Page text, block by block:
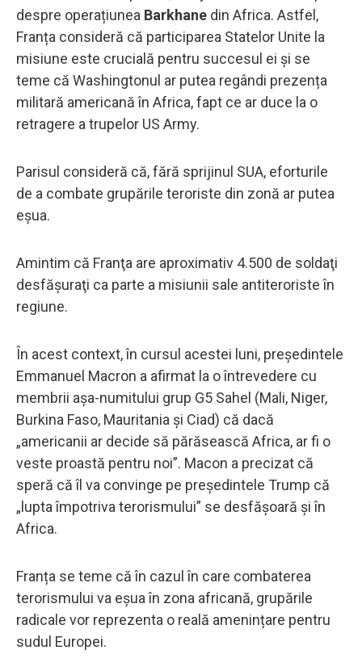
despre operațiunea Barkhane din Africa. Astfel,
Franța consideră că participarea Statelor Unite la
misiune este crucială pentru succesul ei și se
teme că Washingtonul ar putea regândi prezența
militară americană în Africa, fapt ce ar duce la o
retragere a trupelor US Army.
Parisul consideră că, fără sprijinul SUA, eforturile
de a combate grupările teroriste din zonă ar putea
eșua.
Amintim că Franţa are aproximativ 4.500 de soldaţi
desfăşuraţi ca parte a misiunii sale antiteroriste în
regiune.
În acest context, în cursul acestei luni, președintele
Emmanuel Macron a afirmat la o întrevedere cu
membrii aşa-numitului grup G5 Sahel (Mali, Niger,
Burkina Faso, Mauritania şi Ciad) că dacă
„americanii ar decide să părăsească Africa, ar fi o
veste proastă pentru noi”. Macon a precizat că
speră că îl va convinge pe președintele Trump că
„lupta împotriva terorismului” se desfășoară și în
Africa.
Franța se teme că în cazul în care combaterea
terorismului va eșua în zona africană, grupările
radicale vor reprezenta o reală amenințare pentru
sudul Europei.